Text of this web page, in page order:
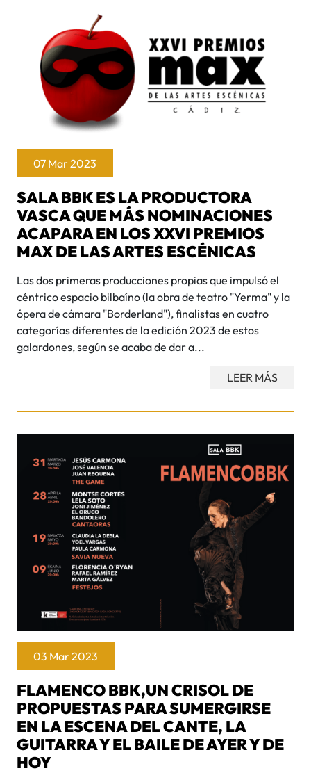
07 Mar 2023
SALA BBK ES LA PRODUCTORA
VASCA QUE MÁS NOMINACIONES
ACAPARA EN LOS XXVI PREMIOS
MAX DE LAS ARTES ESCÉNICAS
Las dos primeras producciones propias que impulsó el
céntrico espacio bilbaíno (la obra de teatro "Yerma" y la
ópera de cámara "Borderland"), finalistas en cuatro
categorías diferentes de la edición 2023 de estos
galardones, según se acaba de dar a...
LEER MÁS
03 Mar 2023
FLAMENCO BBK,UN CRISOL DE
PROPUESTAS PARA SUMERGIRSE
EN LA ESCENA DEL CANTE, LA
GUITARRA Y EL BAILE DE AYER Y DE
HOY